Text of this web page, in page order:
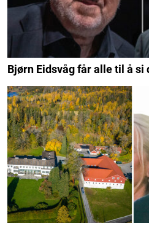
Bjørn Eidsvåg får alle til å si